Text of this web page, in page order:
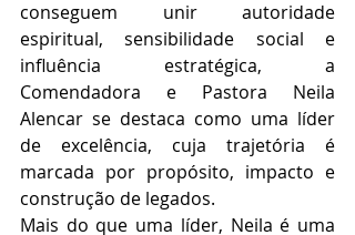
conseguem unir autoridade
espiritual, sensibilidade social e
influência estratégica, a
Comendadora e Pastora Neila
Alencar se destaca como uma líder
de excelência, cuja trajetória é
marcada por propósito, impacto e
construção de legados.
Mais do que uma líder, Neila é uma